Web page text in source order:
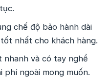
chế độ bảo hành dài
nhất cho khách hàng.
và có tay nghề
phí ngoài mong muốn.